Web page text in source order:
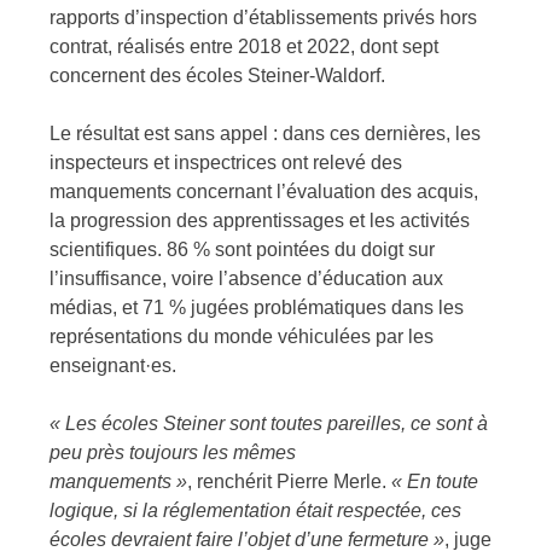
rapports d’inspection d’établissements privés hors
contrat, réalisés entre 2018 et 2022, dont sept
concernent des écoles Steiner-Waldorf.
Le résultat est sans appel : dans ces dernières, les
inspecteurs et inspectrices ont relevé des
manquements concernant l’évaluation des acquis,
la progression des apprentissages et les activités
scientifiques. 86 % sont pointées du doigt sur
l’insuffisance, voire l’absence d’éducation aux
médias, et 71 % jugées problématiques dans les
représentations du monde véhiculées par les
enseignant·es.
« Les écoles Steiner sont toutes pareilles, ce sont à
peu près toujours les mêmes
manquements », renchérit Pierre Merle.«En toute
logique, si la réglementation était respectée, ces
écoles devraient faire l’objet d’une fermeture», juge